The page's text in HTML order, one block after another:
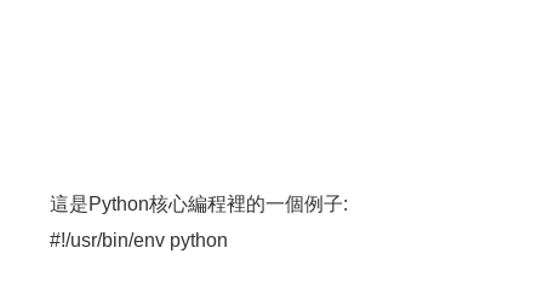
這是Python核心編程裡的一個例子:
#!/usr/bin/env python